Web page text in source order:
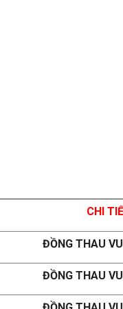
CHI
ĐỒNG THAU
ĐỒNG THAU